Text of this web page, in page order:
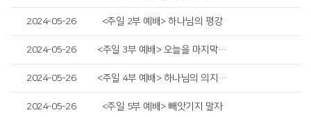
2024-05-26 <주일 2부 예배> 하나님의 평강
2024-05-26 <주일 3부 예배> 오늘을 마지막으로 사는 그리스도인
2024-05-26 <주일 4부 예배> 하나님의 의지(GOD's Will)
2024-05-26 <주일 5부 예배> 빼앗기지 말자